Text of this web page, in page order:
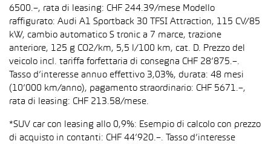
6500.–, rata di leasing: CHF 244.39/mese Modello
raffigurato: Audi A1 Sportback 30 TFSI Attraction, 115 CV/85
kW, cambio automatico S tronic a 7 marce, trazione
anteriore, 125 g CO2/km, 5,5 l/100 km, cat. D. Prezzo del
veicolo incl. tariffa forfettaria di consegna CHF 28’875.–.
Tasso d’interesse annuo effettivo 3,03%, durata: 48 mesi
(10’000 km/anno), pagamento straordinario: CHF 5671.–,
rata di leasing: CHF 213.58/mese.
*SUV car con leasing allo 0,9%: Esempio di calcolo con prezzo
di acquisto in contanti: CHF 44’920.–. Tasso d’interesse